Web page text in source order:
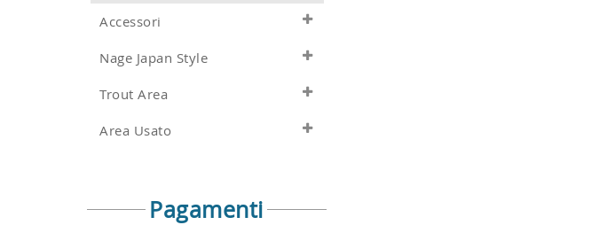
Accessori
Nage Japan Style
Trout Area
Area Usato
Pagamenti